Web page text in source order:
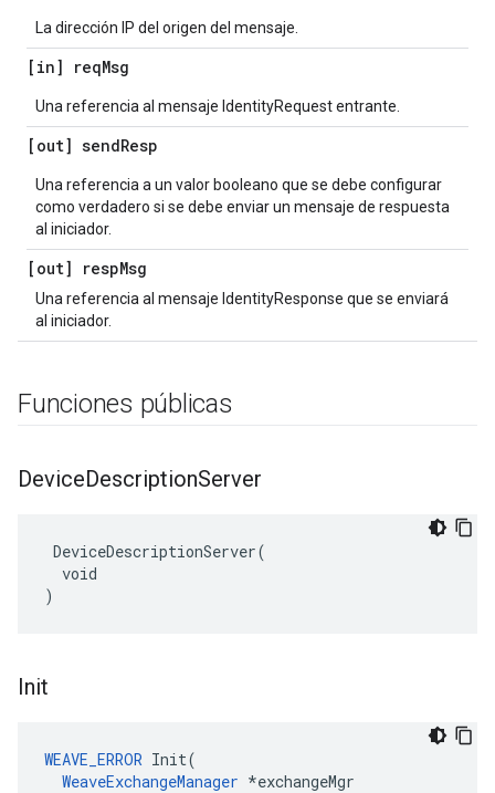
La dirección IP del origen del mensaje.
[in] reqMsg
Una referencia al mensaje IdentityRequest entrante.
[out] sendResp
Una referencia a un valor booleano que se debe configurar
como verdadero si se debe enviar un mensaje de respuesta
al iniciador.
[out] respMsg
Una referencia al mensaje IdentityResponse que se enviará
al iniciador.
Funciones públicas
DeviceDescriptionServer
DeviceDescriptionServer(
  void
)
Init
WEAVE_ERROR Init(
WeaveExchangeManager *exchangeMgr